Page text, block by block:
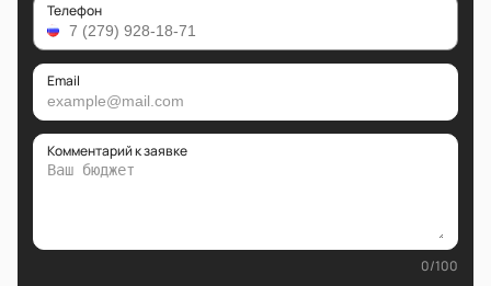
Телефон
Email
Комментарий к заявке
0/100